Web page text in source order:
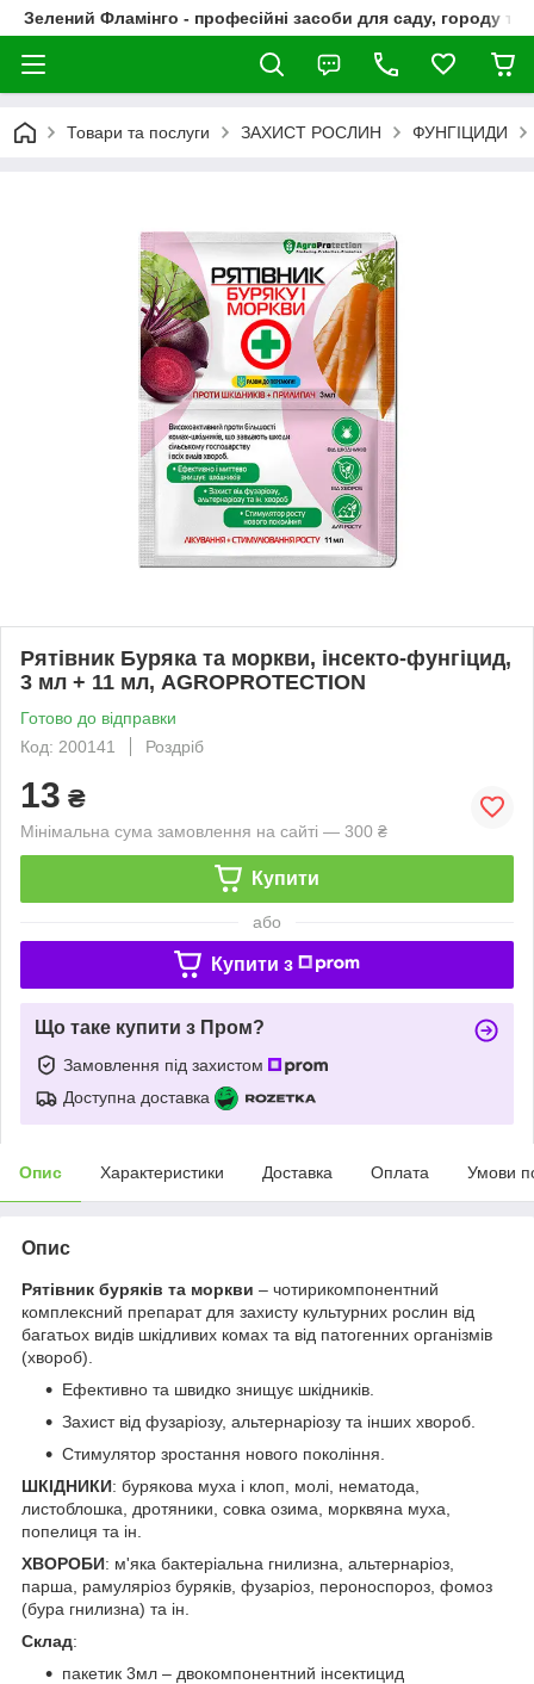
Зелений Фламінго - професійні засоби для саду, городу та
Товари та послуги ЗАХИСТ РОСЛИН ФУНГІЦИДИ
Рятівник Буряка та моркви, інсекто-фунгіцид,
3 мл + 11 мл, AGROPROTECTION
Готово до відправки
Код: 200141
Роздріб
13 ₴
Мінімальна сума замовлення на сайті — 300 ₴
Купити
або
Купити з
Що таке купити з Пром?
Замовлення під захистом
Доступна доставка
Опис Характеристики Доставка Оплата Умови
Опис
Рятівник буряків та моркви – чотирикомпонентний
комплексний препарат для захисту культурних рослин від
багатьох видів шкідливих комах та від патогенних організмів
(хвороб).
Ефективно та швидко знищує шкідників.
Захист від фузаріозу, альтернаріозу та інших хвороб.
Стимулятор зростання нового покоління.
ШКІДНИКИ: бурякова муха і клоп, молі, нематода,
листоблошка, дротяники, совка озима, морквяна муха,
попелиця та ін.
ХВОРОБИ: м'яка бактеріальна гнилизна, альтернаріоз,
парша, рамуляріоз буряків, фузаріоз, пероноспороз, фомоз
(бура гнилизна) та ін.
Склад:
пакетик 3мл – двокомпонентний інсектицид